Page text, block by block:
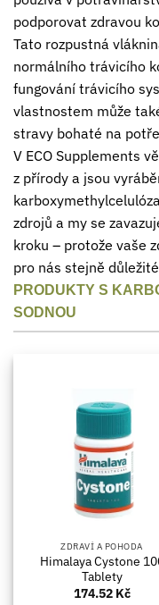
podporovat zdravou
Tato rozpustná
normálního trávicího
fungování trávicího
vlastnostem může
stravy bohaté na
V ECO Supplements
z přírody a jsou
zdrojů a my se
kroku – protože vaše
pro nás stejně
PRODUKTY S
SODNOU
ZDRAVÍ A POHODA
Himalaya Cystone
Tablety
174.52 Kč